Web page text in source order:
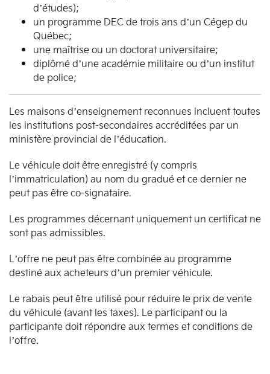
d’études);
un programme DEC de trois ans d’un Cégep du
Québec;
une maîtrise ou un doctorat universitaire;
diplômé d’une académie militaire ou d’un institut
de police;
Les maisons d’enseignement reconnues incluent toutes
les institutions post-secondaires accréditées par un
ministère provincial de l’éducation.
Le véhicule doit être enregistré (y compris
l’immatriculation) au nom du gradué et ce dernier ne
peut pas être co-signataire.
Les programmes décernant uniquement un certificat ne
sont pas admissibles.
L’offre ne peut pas être combinée au programme
destiné aux acheteurs d’un premier véhicule.
Le rabais peut être utilisé pour réduire le prix de vente
du véhicule (avant les taxes). Le participant ou la
participante doit répondre aux termes et conditions de
l’offre.